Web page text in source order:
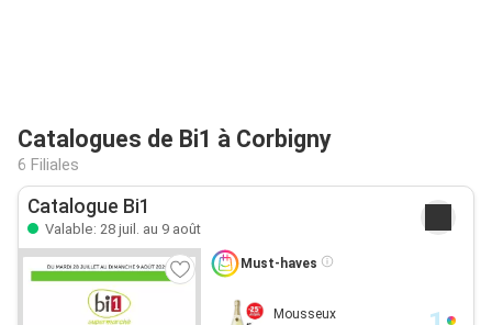
Catalogues de Bi1 à Corbigny
6 Filiales
Catalogue Bi1
Valable: 28 juil. au 9 août
Must-haves
Mousseux